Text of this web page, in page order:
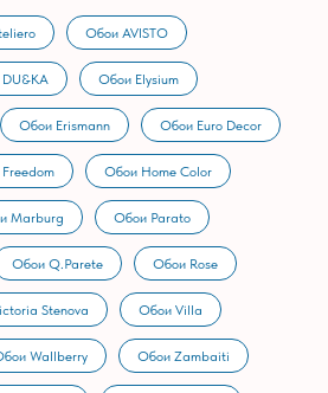
Обои AVISTO
Обои Elysium
Обои Erismann Обои Euro Decor
Обои Home Color
Marburg Обои Parato
Обои Q.Parete Обои Rose
Stenova Обои Villa
Wallberry Обои Zambaiti